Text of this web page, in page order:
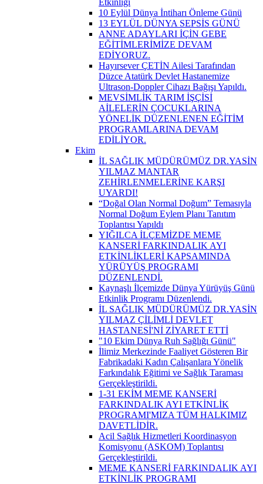
10 Eylül Dünya İntiharı Önleme Günü
13 EYLÜL DÜNYA SEPSİS GÜNÜ
ANNE ADAYLARI İÇİN GEBE
EĞİTİMLERİMİZE DEVAM
EDİYORUZ.
Hayırsever ÇETİN Ailesi Tarafından
Düzce Atatürk Devlet Hastanemize
Ultrason-Doppler Cihazı Bağışı Yapıldı.
MEVSİMLİK TARIM İŞÇİSİ
AİLELERİN ÇOCUKLARINA
YÖNELİK DÜZENLENEN EĞİTİM
PROGRAMLARINA DEVAM
EDİLİYOR.
Ekim
İL SAĞLIK MÜDÜRÜMÜZ DR.YASİN
YILMAZ MANTAR
ZEHİRLENMELERİNE KARŞI
UYARDI!
“Doğal Olan Normal Doğum” Temasıyla
Normal Doğum Eylem Planı Tanıtım
Toplantısı Yapıldı
YIĞILCA İLÇEMİZDE MEME
KANSERİ FARKINDALIK AYI
ETKİNLİKLERİ KAPSAMINDA
YÜRÜYÜŞ PROGRAMI
DÜZENLENDİ.
Kaynaşlı İlçemizde Dünya Yürüyüş Günü
Etkinlik Programı Düzenlendi.
İL SAĞLIK MÜDÜRÜMÜZ DR.YASİN
YILMAZ ÇİLİMLİ DEVLET
HASTANESİ'Nİ ZİYARET ETTİ
"10 Ekim Dünya Ruh Sağlığı Günü"
İlimiz Merkezinde Faaliyet Gösteren Bir
Fabrikadaki Kadın Çalışanlara Yönelik
Farkındalık Eğitimi ve Sağlık Taraması
Gerçekleştirildi.
1-31 EKİM MEME KANSERİ
FARKINDALIK AYI ETKİNLİK
PROGRAMI'MIZA TÜM HALKIMIZ
DAVETLİDİR.
Acil Sağlık Hizmetleri Koordinasyon
Komisyonu (ASKOM) Toplantısı
Gerçekleştirildi.
MEME KANSERİ FARKINDALIK AYI
ETKİNLİK PROGRAMI